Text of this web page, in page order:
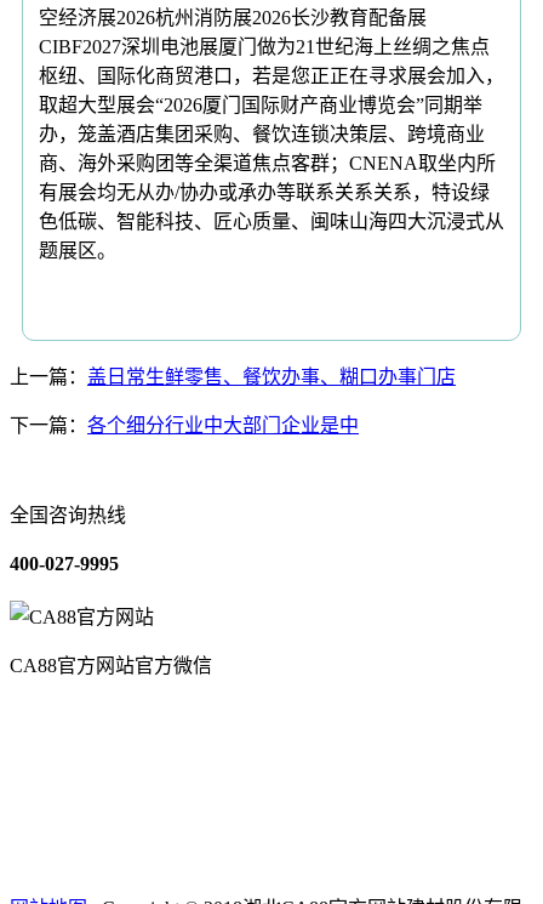
空经济展2026杭州消防展2026长沙教育配备展
CIBF2027深圳电池展厦门做为21世纪海上丝绸之焦点
枢纽、国际化商贸港口，若是您正正在寻求展会加入，
取超大型展会“2026厦门国际财产商业博览会”同期举
办，笼盖酒店集团采购、餐饮连锁决策层、跨境商业
商、海外采购团等全渠道焦点客群；CNENA取坐内所
有展会均无从办/协办或承办等联系关系关系，特设绿
色低碳、智能科技、匠心质量、闽味山海四大沉浸式从
题展区。
上一篇： 盖日常生鲜零售、餐饮办事、糊口办事门店
下一篇： 各个细分行业中大部门企业是中
全国咨询热线
400-027-9995
CA88官方网站官方微信